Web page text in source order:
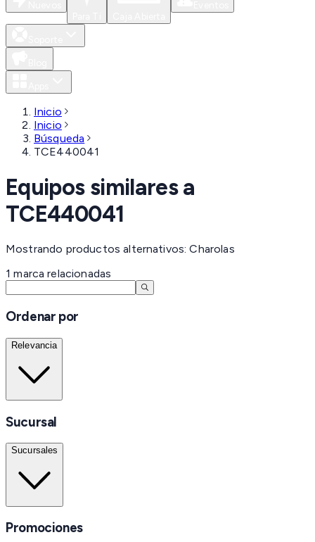
Inicio
Inicio
Búsqueda
TCE440041
Equipos similares a
TCE440041
Mostrando productos alternativos: Charolas
1 marca relacionadas
Ordenar por
Relevancia
Sucursal
Sucursales
Promociones